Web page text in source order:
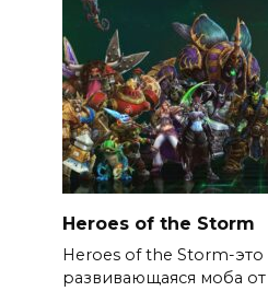
Heroes of the Storm
Heroes of the Storm-это
развивающаяся моба от